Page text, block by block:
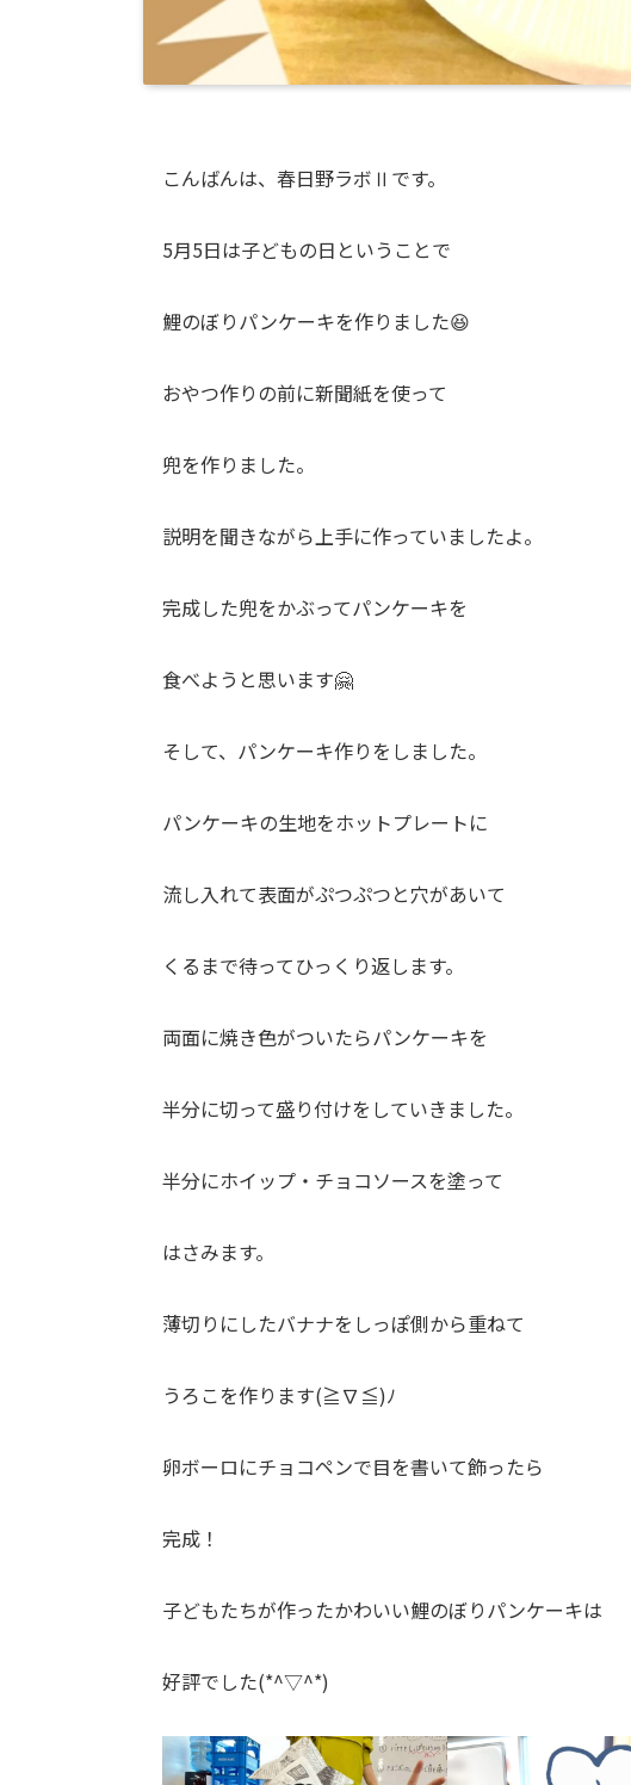
こんばんは、春日野ラボⅡです。
5月5日は子どもの日ということで
鯉のぼりパンケーキを作りました😆
おやつ作りの前に新聞紙を使って
兜を作りました。
説明を聞きながら上手に作っていましたよ。
完成した兜をかぶってパンケーキを
食べようと思います🤗
そして、パンケーキ作りをしました。
パンケーキの生地をホットプレートに
流し入れて表面がぷつぷつと穴があいて
くるまで待ってひっくり返します。
両面に焼き色がついたらパンケーキを
半分に切って盛り付けをしていきました。
半分にホイップ・チョコソースを塗って
はさみます。
薄切りにしたバナナをしっぽ側から重ねて
うろこを作ります(≧∇≦)ﾉ
卵ボーロにチョコペンで目を書いて飾ったら
完成！
子どもたちが作ったかわいい鯉のぼりパンケーキは
好評でした(*^▽^*)